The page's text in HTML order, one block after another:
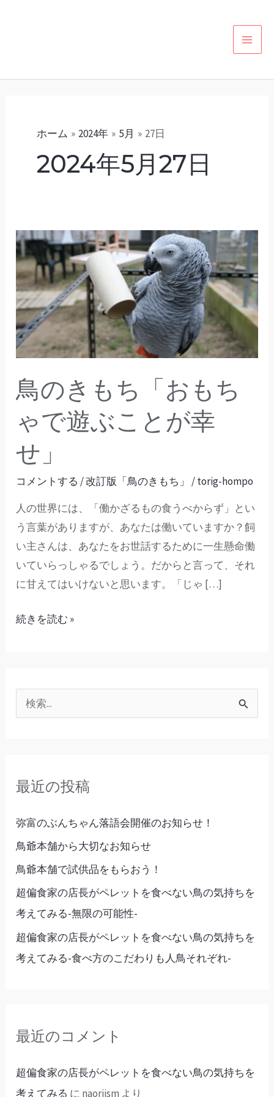
ホーム 2024年 5月 27日
2024年5月27日
鳥のきもち「おもち
ゃで遊ぶことが幸
せ」
コメントする /改訂版「鳥のきもち」 /torig-hompo
人の世界には、「働かざるもの食うべからず」とい
う言葉がありますが、あなたは働いていますか？飼
い主さんは、あなたをお世話するために一生懸命働
いていらっしゃるでしょう。だからと言って、それ
に甘えてはいけないと思います。「じゃ […]
鳥
の
き
も
ち
「お
も
ゃ
遊
ぶ
こ
と
が
幸
せ」
続きを読む »
検
:最近の投稿
弥富のぶんちゃん落語会開催のお知らせ！
鳥爺本舗から大切なお知らせ
鳥爺本舗で試供品をもらおう！
超偏食家の店長がペレットを食べない鳥の気持ちを
考えてみる-無限の可能性-
超偏食家の店長がペレットを食べない鳥の気持ちを
考えてみる-食べ方のこだわりも人鳥それぞれ-
最近のコメント
超偏食家の店長がペレットを食べない鳥の気持ちを
考えてみる に naoriism より